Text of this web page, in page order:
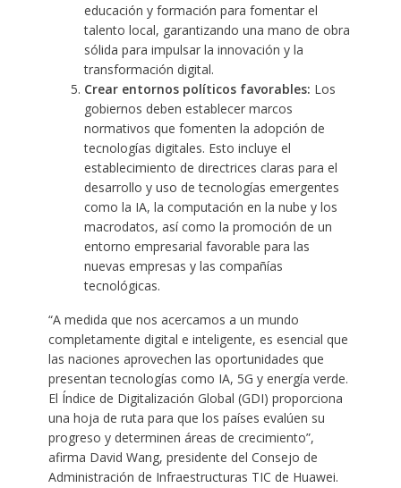
educación y formación para fomentar el
talento local, garantizando una mano de obra
sólida para impulsar la innovación y la
transformación digital.
Crear entornos políticos favorables: Los
gobiernos deben establecer marcos
normativos que fomenten la adopción de
tecnologías digitales. Esto incluye el
establecimiento de directrices claras para el
desarrollo y uso de tecnologías emergentes
como la IA, la computación en la nube y los
macrodatos, así como la promoción de un
entorno empresarial favorable para las
nuevas empresas y las compañías
tecnológicas.
“A medida que nos acercamos a un mundo
completamente digital e inteligente, es esencial que
las naciones aprovechen las oportunidades que
presentan tecnologías como IA, 5G y energía verde.
El Índice de Digitalización Global (GDI) proporciona
una hoja de ruta para que los países evalúen su
progreso y determinen áreas de crecimiento”,
afirma David Wang, presidente del Consejo de
Administración de Infraestructuras TIC de Huawei.